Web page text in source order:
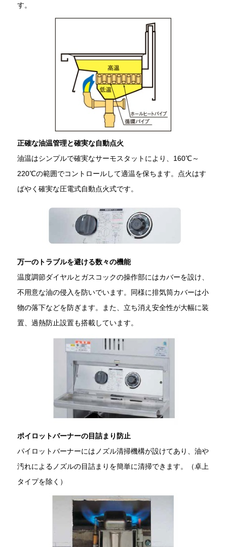
す。
正確な油温管理と確実な自動点火
油温はシンプルで確実なサーモスタットにより、160℃～
220℃の範囲でコントロールして適温を保ちます。点火はす
ばやく確実な圧電式自動点火式です。
万一のトラブルを避ける数々の機能
温度調節ダイヤルとガスコックの操作部にはカバーを設け、
不用意な油の侵入を防いでいます。同様に排気筒カバーは小
物の落下などを防ぎます。また、立ち消え安全性が大幅に装
置、過熱防止設置も搭載しています。
ポイロットバーナーの目詰まり防止
パイロットバーナーにはノズル清掃機構が設けてあり、油や
汚れによるノズルの目詰まりを簡単に清掃できます。（卓上
タイプを除く）